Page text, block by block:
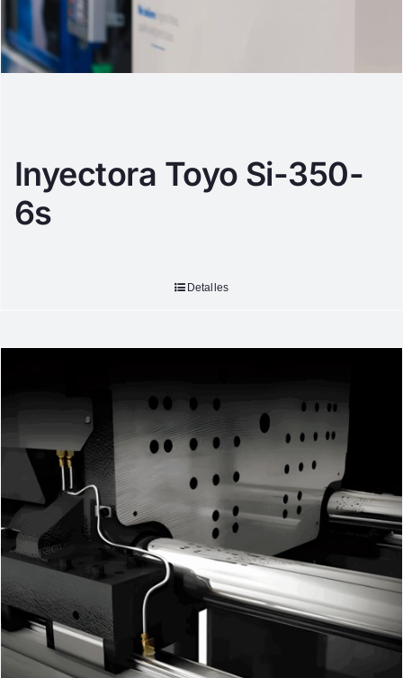
Inyectora Toyo Si-350-
6s
Detalles